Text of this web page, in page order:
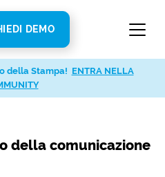
DEMO
della comunicazione
della Stampa! ENTRA NELLA